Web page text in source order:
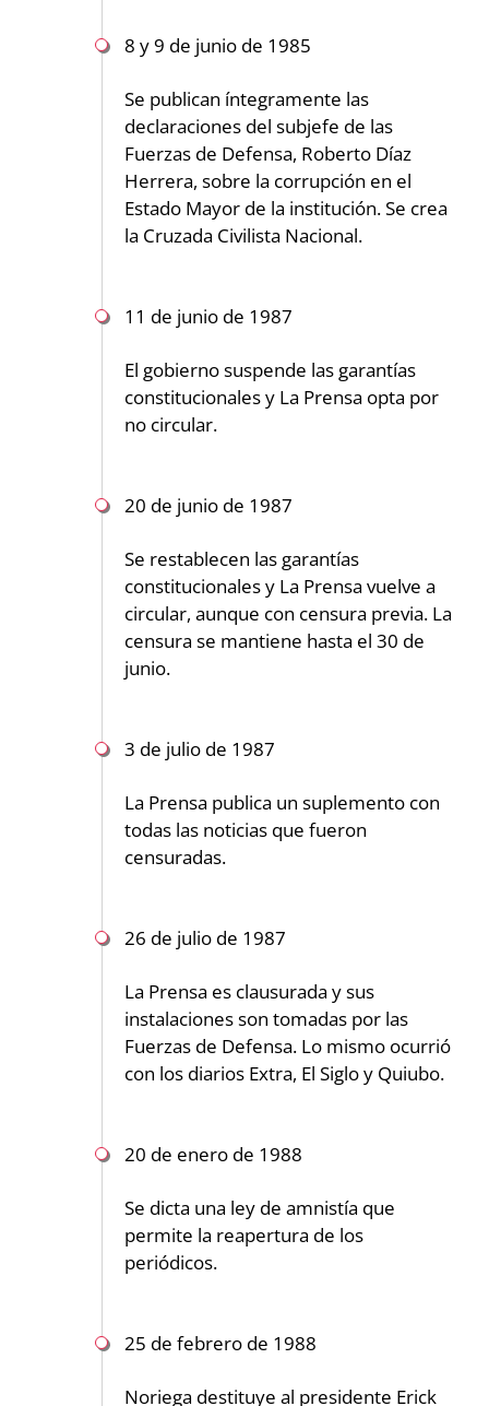
8 y 9 de junio de 1985
Se publican íntegramente las
declaraciones del subjefe de las
Fuerzas de Defensa, Roberto Díaz
Herrera, sobre la corrupción en el
Estado Mayor de la institución. Se crea
la Cruzada Civilista Nacional.
11 de junio de 1987
El gobierno suspende las garantías
constitucionales y La Prensa opta por
no circular.
20 de junio de 1987
Se restablecen las garantías
constitucionales y La Prensa vuelve a
circular, aunque con censura previa. La
censura se mantiene hasta el 30 de
junio.
3 de julio de 1987
La Prensa publica un suplemento con
todas las noticias que fueron
censuradas.
26 de julio de 1987
La Prensa es clausurada y sus
instalaciones son tomadas por las
Fuerzas de Defensa. Lo mismo ocurrió
con los diarios Extra, El Siglo y Quiubo.
20 de enero de 1988
Se dicta una ley de amnistía que
permite la reapertura de los
periódicos.
25 de febrero de 1988
Noriega destituye al presidente Erick